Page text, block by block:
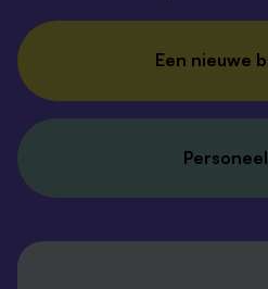
Een nieuwe
Personeel